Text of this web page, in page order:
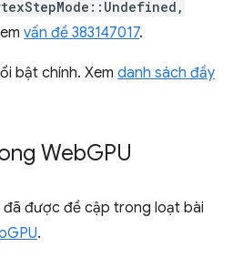
vấn đề 383147017.
bật chính. Xem danh sách đầy
WebGPU
đã được đề cập trong loạt bài
.